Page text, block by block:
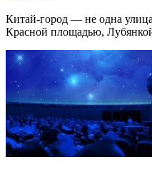
Китай-город — не одна
Красной площадью,